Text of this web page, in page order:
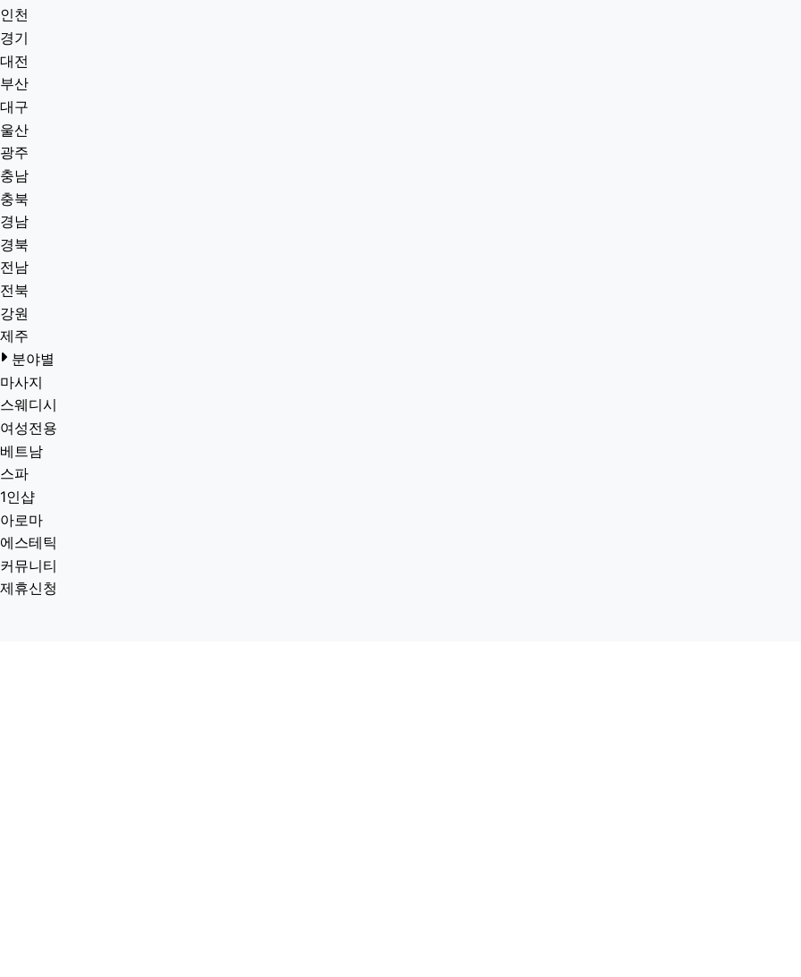
인천
경기
대전
부산
대구
울산
광주
충남
충북
경남
경북
전남
전북
강원
제주
분야별
마사지
스웨디시
여성전용
베트남
스파
1인샵
아로마
에스테틱
커뮤니티
제휴신청